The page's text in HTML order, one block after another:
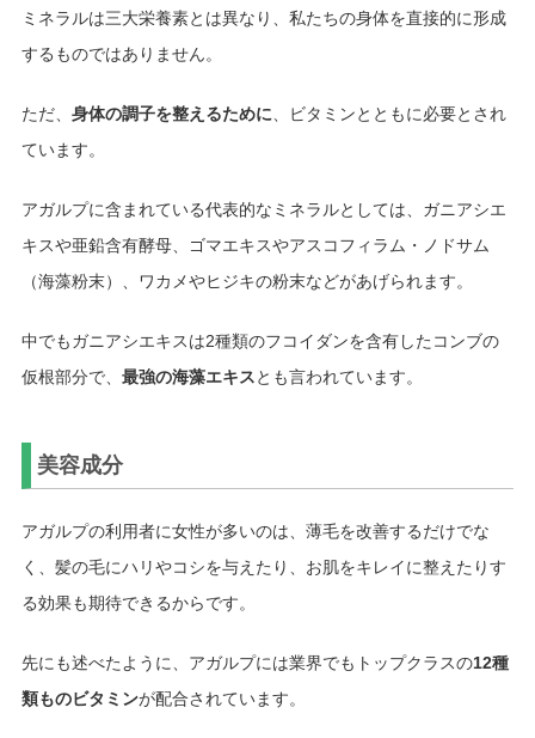
ミネラルは三大栄養素とは異なり、私たちの身体を直接的に形成
するものではありません。
ただ、 身体の調子を整えるために 、ビタミンとともに必要とされ
ています。
アガルプに含まれている代表的なミネラルとしては、ガニアシエ
キスや亜鉛含有酵母、ゴマエキスやアスコフィラム・ノドサム
（海藻粉末）、ワカメやヒジキの粉末などがあげられます。
中でもガニアシエキスは2種類のフコイダンを含有したコンブの
仮根部分で、 最強の海藻エキスとも言われています。
美容成分
アガルプの利用者に女性が多いのは、薄毛を改善するだけでな
く、髪の毛にハリやコシを与えたり、お肌をキレイに整えたりす
る効果も期待できるからです。
先にも述べたように、アガルプには業界でもトップクラスの12種
類ものビタミンが配合されています。